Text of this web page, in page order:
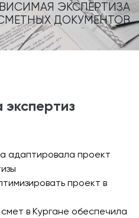
ЭКСПЕРТИЗА
ДОКУМЕНТОВ
экспертиз
адаптировала проект
проект в
в Кургане обеспечила